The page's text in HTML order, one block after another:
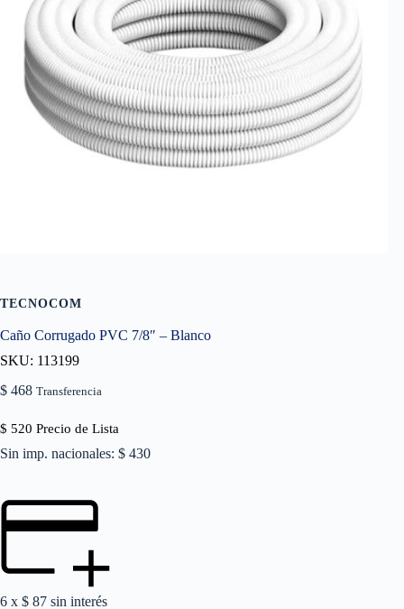
TECNOCOM
Caño Corrugado PVC 7/8″ – Blanco
SKU: 113199
$ 468 Transferencia
$ 520 Precio de Lista
Sin imp. nacionales: $ 430
6 x $ 87 sin interés